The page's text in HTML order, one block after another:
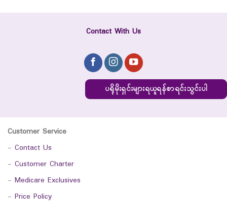
Contact With Us
ပရိုမိုးရှင်းများရယူရန်စာရင်းသွင်းပါ
Customer Service
- Contact Us
- Customer Charter
- Medicare Exclusives
- Price Policy